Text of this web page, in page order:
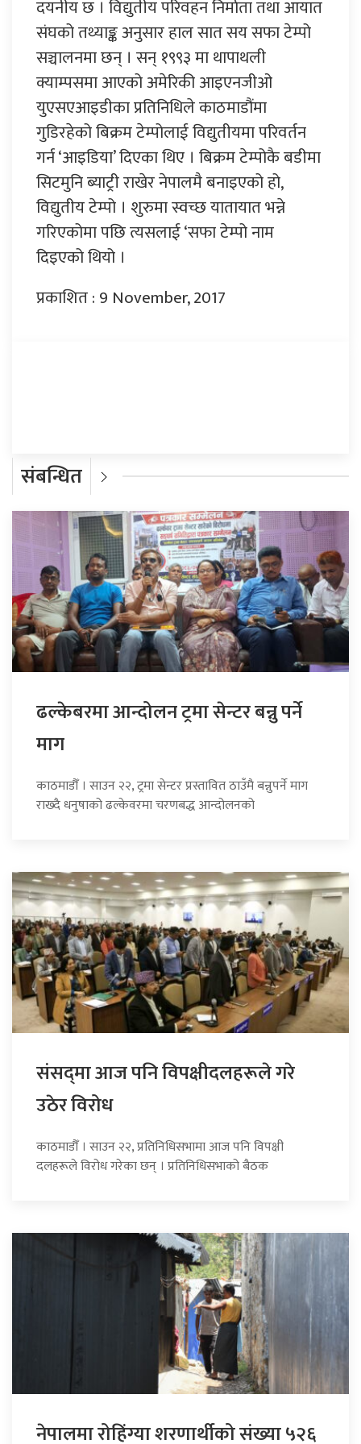
दयनीय छ । विद्युतीय परिवहन निर्माता तथा आयात
संघको तथ्याङ्क अनुसार हाल सात सय सफा टेम्पो
सञ्चालनमा छन् । सन् १९९३ मा थापाथली
क्याम्पसमा आएको अमेरिकी आइएनजीओ
युएसएआइडीका प्रतिनिधिले काठमाडौंमा
गुडिरहेको बिक्रम टेम्पोलाई विद्युतीयमा परिवर्तन
गर्न ‘आइडिया’ दिएका थिए । बिक्रम टेम्पोकै बडीमा
सिटमुनि ब्याट्री राखेर नेपालमै बनाइएको हो,
विद्युतीय टेम्पो । शुरुमा स्वच्छ यातायात भन्ने
गरिएकोमा पछि त्यसलाई ‘सफा टेम्पो नाम
दिइएको थियो ।
प्रकाशित : 9 November, 2017
संबन्धित
ढल्केबरमा आन्दोलन ट्रमा सेन्टर बन्नु पर्ने
माग
काठमाडौँ । साउन २२, ट्रमा सेन्टर प्रस्तावित ठाउँमै बन्नुपर्ने माग
राख्दै धनुषाको ढल्केवरमा चरणबद्ध आन्दोलनको
संसद्‍मा आज पनि विपक्षीदलहरूले गरे
उठेर विरोध
काठमाडौँ । साउन २२, प्रतिनिधिसभामा आज पनि विपक्षी
दलहरूले विरोध गरेका छन् । प्रतिनिधिसभाको बैठक
नेपालमा रोहिंग्या शरणार्थीको संख्या ५२६